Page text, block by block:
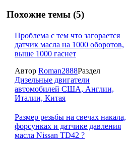
Похожие темы (5)
Проблема с тем что загорается
датчик масла на 1000 оборотов,
выше 1000 гаснет
Автор Roman2888Раздел
Дизельные двигатели
автомобилей США, Англии,
Италии, Китая
Размер резьбы на свечах накала,
форсунках и датчике давления
масла Nissan TD42 ?